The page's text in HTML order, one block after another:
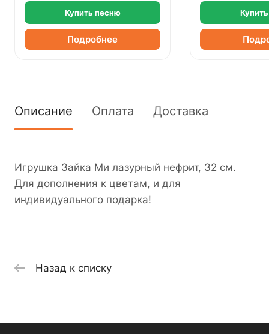
Купить песню
Подробнее
Описание Оплата Доставка
Игрушка Зайка Ми лазурный нефрит, 32 см.
Для дополнения к цветам, и для
индивидуального подарка!
Назад к списку